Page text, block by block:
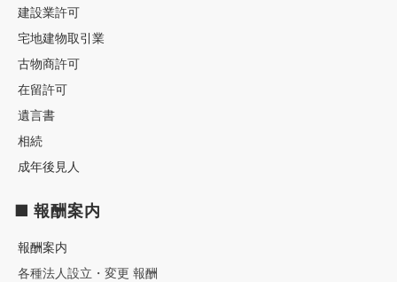
建設業許可
宅地建物取引業
古物商許可
在留許可
遺言書
相続
成年後見人
■ 報酬案内
報酬案内
各種法人設立・変更 報酬